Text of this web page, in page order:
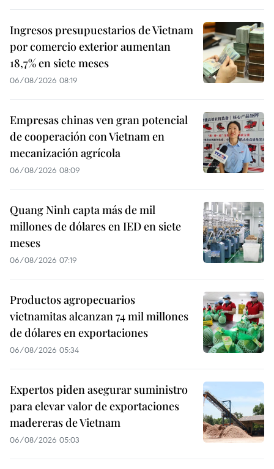
Ingresos presupuestarios de Vietnam
por comercio exterior aumentan
18,7% en siete meses
06/08/2026 08:19
Empresas chinas ven gran potencial
de cooperación con Vietnam en
mecanización agrícola
06/08/2026 08:09
Quang Ninh capta más de mil
millones de dólares en IED en siete
meses
06/08/2026 07:19
Productos agropecuarios
vietnamitas alcanzan 74 mil millones
de dólares en exportaciones
06/08/2026 05:34
Expertos piden asegurar suministro
para elevar valor de exportaciones
madereras de Vietnam
06/08/2026 05:03